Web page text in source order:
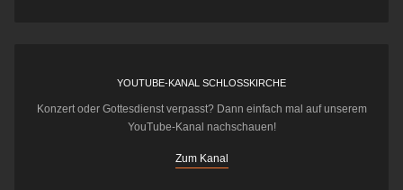
YOUTUBE-KANAL SCHLOSSKIRCHE
Konzert oder Gottesdienst verpasst? Dann einfach mal auf unserem
YouTube-Kanal nachschauen!
Zum Kanal